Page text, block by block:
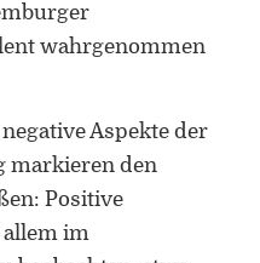
0002-5402-3860
wahrgenommen
Aspekte der
markieren den
Positive
im